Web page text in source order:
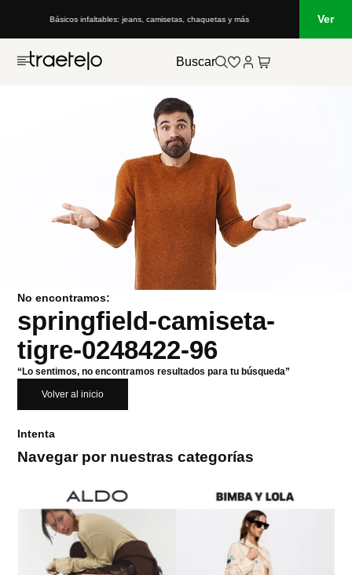
Básicos infaltables: jeans, camisetas, chaquetas y más Ver
Buscar
No encontramos:
springfield-camiseta-
tigre-0248422-96
“Lo sentimos, no encontramos resultados para tu búsqueda”
Volver al inicio
Intenta
Navegar por nuestras categorías